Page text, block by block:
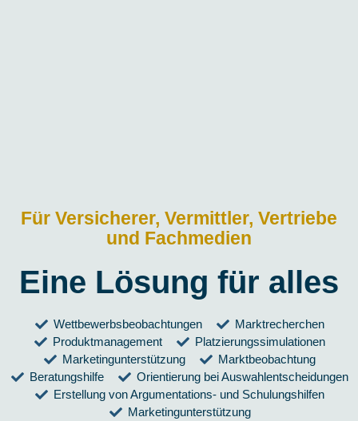
Für Versicherer, Vermittler, Vertriebe
und Fachmedien
Eine Lösung für alles
Wettbewerbsbeobachtungen
Marktrecherchen
Produktmanagement
Platzierungssimulationen
Marketingunterstützung
Marktbeobachtung
Beratungshilfe
Orientierung bei Auswahlentscheidungen
Erstellung von Argumentations- und Schulungshilfen
Marketingunterstützung